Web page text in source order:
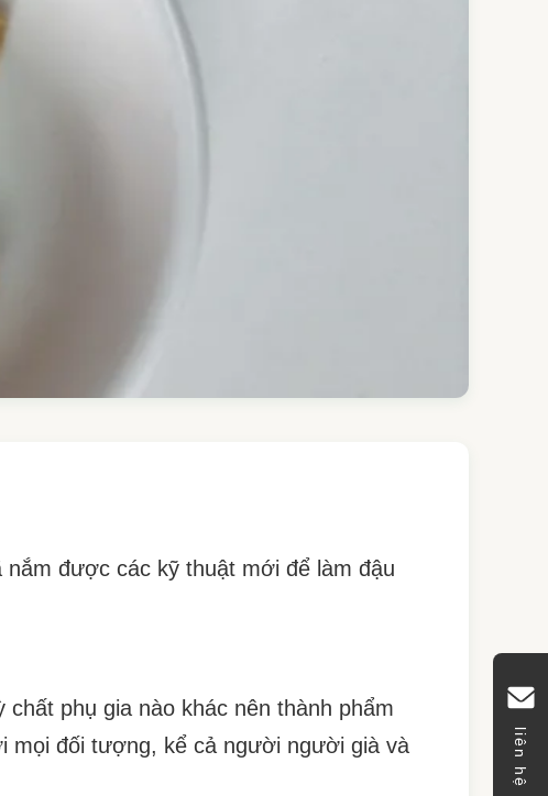
liên hệ
được các kỹ thuật mới để làm đậu
phụ gia nào khác nên thành phẩm
mọi đối tượng, kể cả người người già và